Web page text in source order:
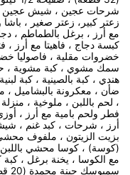
زعتر كبير، زعتر صغير ، باشا
مع أرز ، برغل بالطماطم ،
كبسة دجاج ، فاهيتا مع أرز
خضروات مقلية ، فاصوليا
سمك مشوي ، كبة مشوية ،
هندي ، كبة بالصينية ، كبة
ضأن ، معكرونة بالبشاميل
، لحم باللبن ، ملوخية ،
فطر ولحم بامية مع أرز ، أوزي
أرز ، شرحات ، كبد غنم ،
بزيت الزيتون ، ملفوف
(كوسة) ، كوسا محشي باللبن